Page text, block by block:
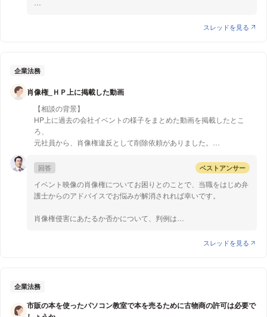
以上から、ご質問の場合は半年の経過ですので、時効にはまだか
また、ブランドのロゴマークは使わず、商品(靴や鞄、香水など)を描
ブランドのロゴマークを用いた品を販売する場合、問題になりそう
まず、著作権については、著作権法で保護される著作物として認め
られるには「創作性」が必要ですが(著作権法2条1項1号)、主に文
字の字体を基礎とするロゴマークにはこの創作性が無いことから、
ロゴマークは著作権法では保護されません。また、著作権法では、
実用品と結びついて使われる「応用美術」は原則として保護の対象
とならないところ、ロゴマークは実用性を有し産業に利用されるも
のであることから、上記の応用美術にあたると考えられ、やはり著
作権保護の対象にはならないといえます。
害と認められるためには、その商品が登録商標の「指定商品」（登
ている商品と、同一または類似する商品である必要があります。し
なる可能性があります。
質問2について
スレッドを見る
企業法務
肖像権_ＨＰ上に掲載した動画
【相談の背景】
HP上に過去の会社イベントの様子をまとめた動画を掲載したとこ
ろ、
元社員から、肖像権違反として削除依頼がありました。
当社としては、該当者の同意をとっておりませんでしたが、①映像
自体が一瞬であったこと、②客観的に考えて、ごくありふれた状況
描写の一部で不適切なコンテンツとは考えられないこと、を理由に削
除する必要があるのか懐疑的です。
このような場合、元社員に対して、どのような対応をとれば良いのか
（映像自体によると思うので、一般的な考え・回答で結構です）
回答 ベストアンサー
イベント映像の肖像権についてお困りとのことで、当職をはじめ弁
護士からのアドバイスでお悩みが解消されれば幸いです。
肖像権侵害にあたるか否かについて、判例は
③撮影の場所、④撮影の目的、⑤撮影の態様、⑥撮影の必要性
当該動画が肖像権侵害にあたるかは、ご質問者様も仰っている通り
り、会社のイベントがプライベートな場ではなく屋外や公共の場で
スレッドを見る
企業法務
市販の本を使ったパソコン教室で本を売るために古物商の許可は必要で